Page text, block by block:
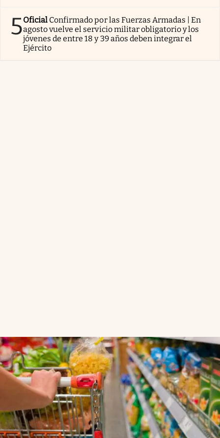
5Oficial Confirmado por las Fuerzas Armadas | En
agosto vuelve el servicio militar obligatorio y los
jóvenes de entre 18 y 39 años deben integrar el
Ejército